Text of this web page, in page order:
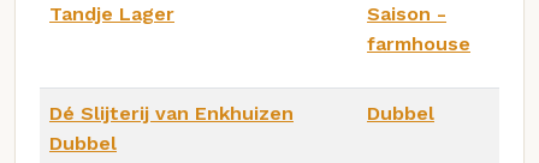
Tandje Lager
Saison -
farmhouse
Dé Slijterij van Enkhuizen
Dubbel
Dubbel